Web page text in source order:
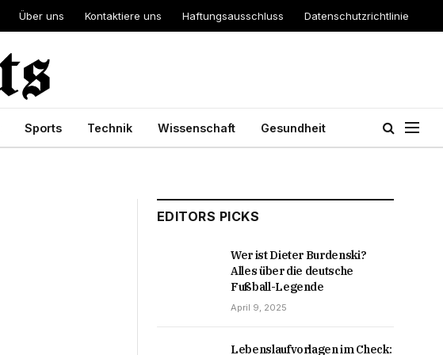
Über uns Kontaktiere uns Haftungsausschluss Datenschutzrichtlinie
Sports Technik Wissenschaft Gesundheit
EDITORS PICKS
Wer ist Dieter Burdenski?
Alles über die deutsche
Fußball-Legende
April 9, 2025
Lebenslaufvorlagen im Check: